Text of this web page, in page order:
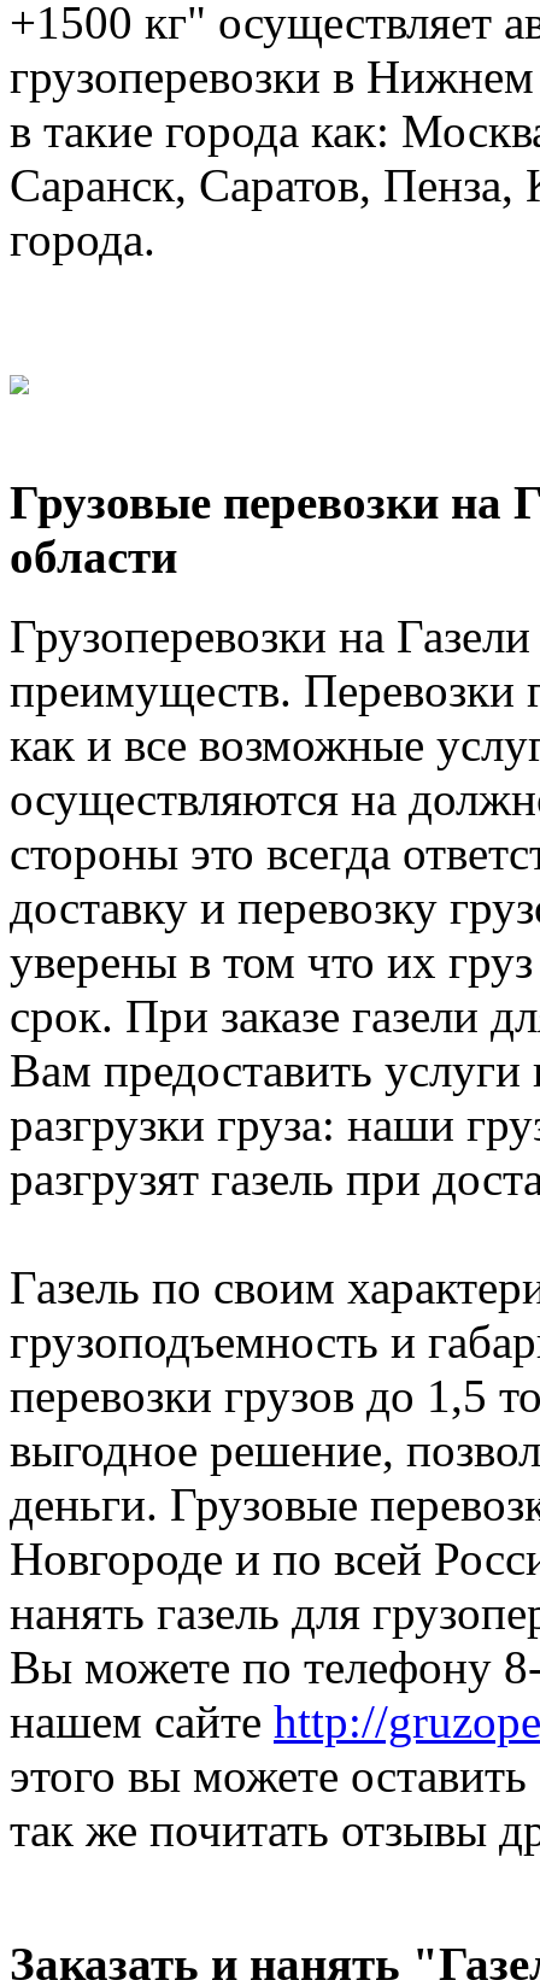
+1500 кг" осуществляет
грузоперевозки в
в такие города как:
Саранск, Саратов, Пенза,
города.
Грузовые перевозки на
области
Грузоперевозки на
преимуществ. Перевозки
как и все возможные
осуществляются на
стороны это всегда
доставку и перевозку
уверены в том что их
срок. При заказе газели
Вам предоставить услуги
разгрузки груза: наши
разгрузят газель при
Газель по своим
грузоподъемность и
перевозки грузов до 1,5
выгодное решение,
деньги. Грузовые
Новгороде и по всей
нанять газель для
Вы можете по телефону
нашем сайте http://
этого вы можете
так же почитать отзывы
Заказать и нанять